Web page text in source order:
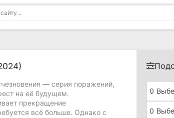
— серия поражений,
на её будущем.
прекращение
всё больше. Однако с
0
0